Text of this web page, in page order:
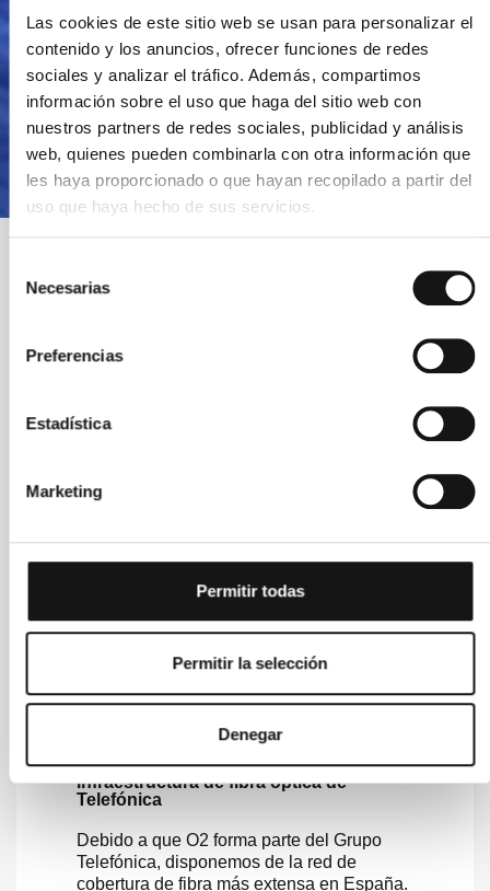
Las cookies de este sitio web se usan para personalizar el
contenido y los anuncios, ofrecer funciones de redes
sociales y analizar el tráfico. Además, compartimos
información sobre el uso que haga del sitio web con
nuestros partners de redes sociales, publicidad y análisis
web, quienes pueden combinarla con otra información que
les haya proporcionado o que hayan recopilado a partir del
uso que haya hecho de sus servicios.
Necesarias
Preferencias
Estadística
Marketing
Permitir todas
Permitir la selección
Denegar
+34 958 15 69 21 Limitado a horario de apertura.
Enviándonos un WhatsApp
¿Por qué contratar O2?
Infraestructura de fibra óptica de
Telefónica
Debido a que O2 forma parte del Grupo
Telefónica, disponemos de la red de
cobertura de fibra más extensa en España.